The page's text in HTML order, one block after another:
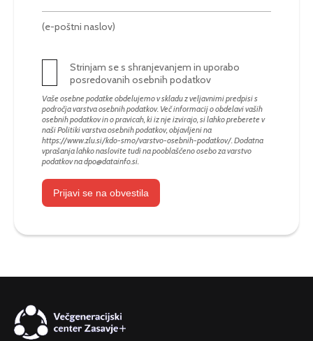
(e-poštni naslov)
Strinjam se s shranjevanjem in uporabo
posredovanih osebnih podatkov
Vaše osebne podatke obdelujemo v skladu z veljavnimi predpisi s
področja varstva osebnih podatkov. Več informacij o obdelavi vaših
osebnih podatkov in o pravicah, ki iz nje izvirajo, si lahko preberete v
naši Politiki varstva osebnih podatkov, objavljeni na
https://www.zlu.si/kdo-smo/varstvo-osebnih-podatkov/. Dodatna
vprašanja lahko naslovite tudi na pooblaščeno osebo za varstvo
podatkov nadpo@datainfo.si
Prijavi se na obvestila